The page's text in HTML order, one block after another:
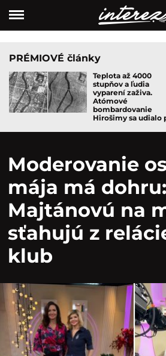
PRÉMIOVÉ články
Teplota až 4000
stupňov a ľudia
vyparení zaživa.
Atómové
bombardovanie
Hirošimy sa udialo
Moderovanie
mája má
Majtánovú na
sťahujú z
klub